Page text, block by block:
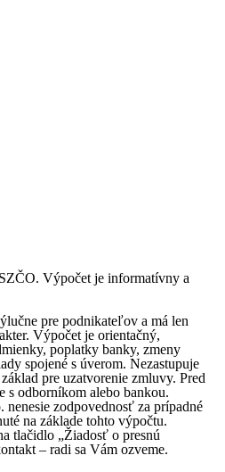
Výpočet je informatívny a
pre podnikateľov a má len
Výpočet je orientačný,
poplatky banky, zmeny
spojené s úverom. Nezastupuje
pre uzatvorenie zmluvy. Pred
s odborníkom alebo bankou.
zodpovednosť za prípadné
na základe tohto výpočtu.
tlačidlo „Žiadosť o presnú
– radi sa Vám ozveme.